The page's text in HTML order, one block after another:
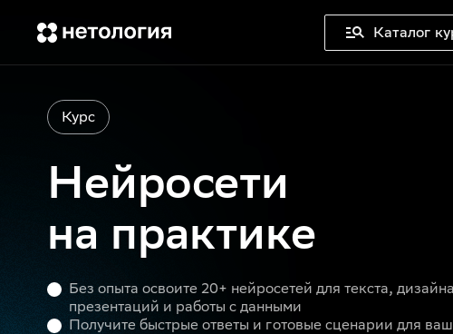
Каталог
Курс
Нейросети
на практике
Без опыта освоите 20+ нейросетей для текста,
презентаций и работы с данными
Получите быстрые ответы и готовые сценарии для